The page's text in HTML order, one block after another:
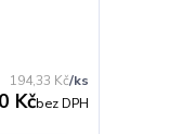
194,33 Kč/ks
Kčbez DPH